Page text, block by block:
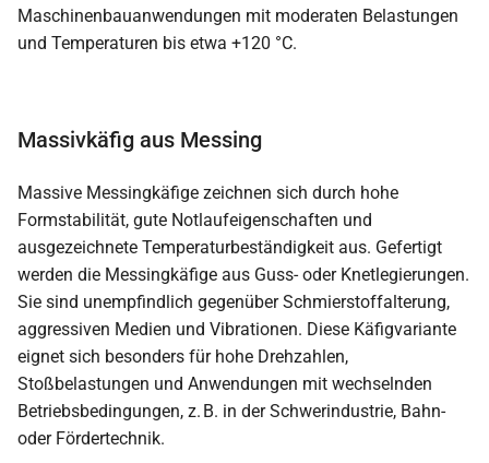
Maschinenbauanwendungen mit moderaten Belastungen
und Temperaturen bis etwa +120 °C.
Massivkäfig aus Messing
Massive Messingkäfige zeichnen sich durch hohe
Formstabilität, gute Notlaufeigenschaften und
ausgezeichnete Temperaturbeständigkeit aus. Gefertigt
werden die Messingkäfige aus Guss- oder Knetlegierungen.
Sie sind unempfindlich gegenüber Schmierstoffalterung,
aggressiven Medien und Vibrationen. Diese Käfigvariante
eignet sich besonders für hohe Drehzahlen,
Stoßbelastungen und Anwendungen mit wechselnden
Betriebsbedingungen, z. B. in der Schwerindustrie, Bahn-
oder Fördertechnik.